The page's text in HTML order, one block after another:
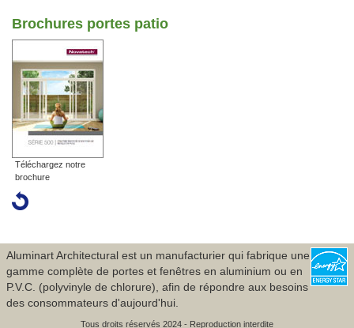
Brochures portes patio
Aluminart Architectural est un manufacturier qui fabrique une
gamme complète de portes et fenêtres en aluminium ou en
P.V.C. (polyvinyle de chlorure), afin de répondre aux besoins
des consommateurs d'aujourd'hui.
Tous droits réservés 2024 - Reproduction interdite